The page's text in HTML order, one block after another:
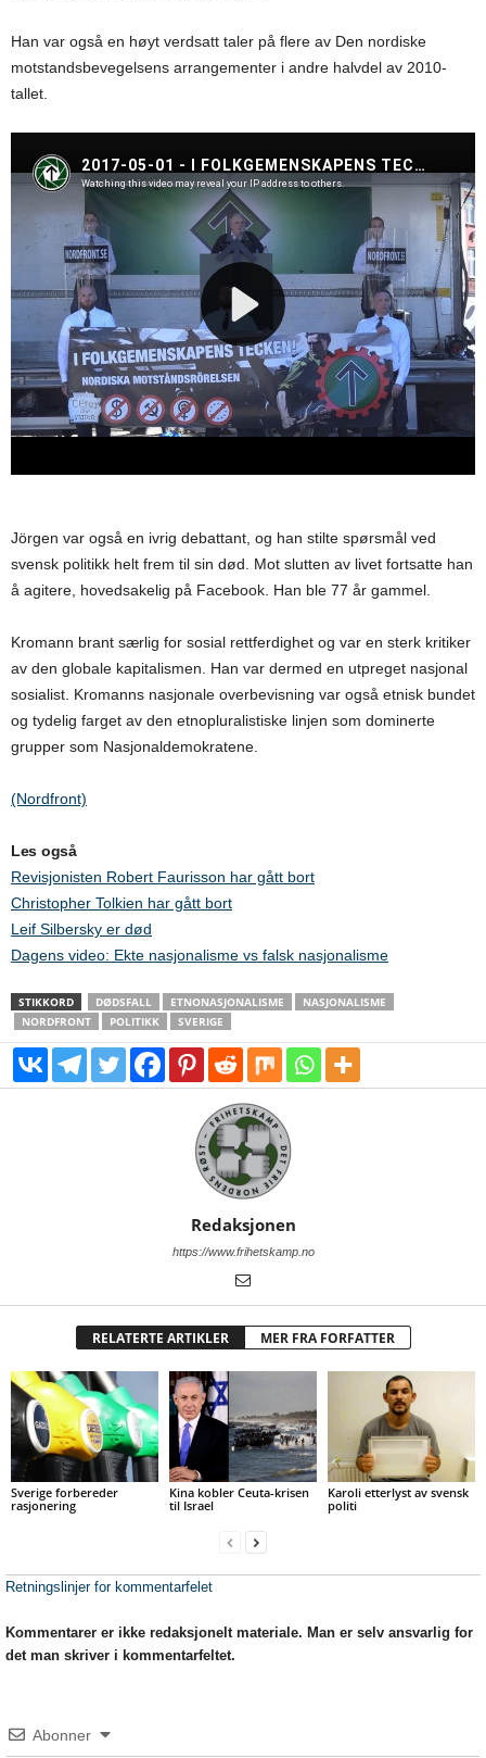
Han var også en høyt verdsatt taler på flere av Den nordiske
motstandsbevegelsens arrangementer i andre halvdel av 2010-
tallet.
Jörgen var også en ivrig debattant, og han stilte spørsmål ved
svensk politikk helt frem til sin død. Mot slutten av livet fortsatte han
å agitere, hovedsakelig på Facebook. Han ble 77 år gammel.
Kromann brant særlig for sosial rettferdighet og var en sterk kritiker
av den globale kapitalismen. Han var dermed en utpreget nasjonal
sosialist. Kromanns nasjonale overbevisning var også etnisk bundet
og tydelig farget av den etnopluralistiske linjen som dominerte
grupper som Nasjonaldemokratene.
(Nordfront)
Les også
Revisjonisten Robert Faurisson har gått bort
Christopher Tolkien har gått bort
Leif Silbersky er død
Dagens video: Ekte nasjonalisme vs falsk nasjonalisme
STIKKORD DØDSFALL ETNONASJONALISME
NASJONALISME
NORDFRONT
POLITIKK SVERIGE
Redaksjonen
https://www.frihetskamp.no
RELATERTE ARTIKLER MER FRA FORFATTER
Sverige forbereder
rasjonering
Kina kobler Ceuta-krisen
til Israel
Karoli etterlyst av svensk
politi
Retningslinjer for kommentarfelet
Kommentarer er ikke redaksjonelt materiale. Man er selv ansvarlig for
det man skriver i kommentarfeltet.
Abonner